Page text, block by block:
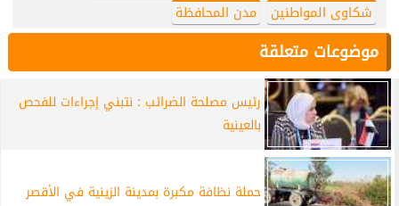
شكاوى المواطنين
مدن المحافظة
موضوعات متعلقة
رئيس مصلحة الضرائب : نتبني إجراءات للفحص
بالعينية
حملة نظافة مكبرة بمدينة الزينية في الأقصر